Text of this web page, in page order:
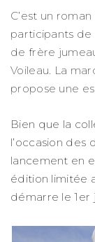
C’est un
participants de
de frère
Voileau. La
propose une
Bien que la
l’occasion des
lancement en
édition limitée
démarre le 1er